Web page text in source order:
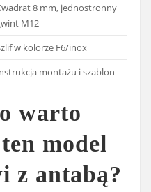
8 mm, jednostronny
M12
w kolorze F6/inox
montażu i szablon
warto
model
z antabą?